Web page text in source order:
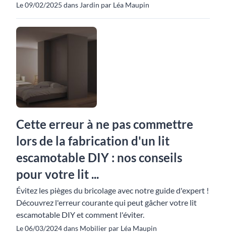
Le 09/02/2025 dans Jardin par Léa Maupin
Cette erreur à ne pas commettre
lors de la fabrication d'un lit
escamotable DIY : nos conseils
pour votre lit ...
Évitez les pièges du bricolage avec notre guide d'expert !
Découvrez l'erreur courante qui peut gâcher votre lit
escamotable DIY et comment l'éviter.
Le 06/03/2024 dans Mobilier par Léa Maupin